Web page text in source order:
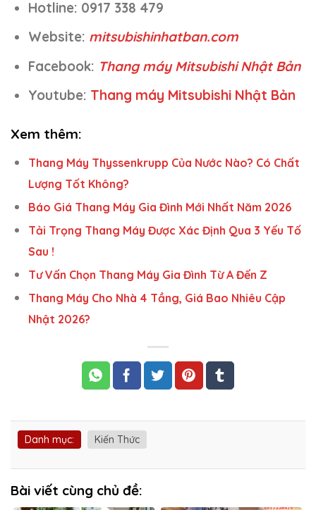
Hotline: 0917 338 479
Website: mitsubishinhatban.com
Facebook: Thang máy Mitsubishi Nhật Bản
Youtube: Thang máy Mitsubishi Nhật Bản
Xem thêm:
Thang Máy Thyssenkrupp Của Nước Nào? Có Chất
Lượng Tốt Không?
Báo Giá Thang Máy Gia Đình Mới Nhất Năm 2026
Tải Trọng Thang Máy Được Xác Định Qua 3 Yếu Tố
Sau !
Tư Vấn Chọn Thang Máy Gia Đình Từ A Đến Z
Thang Máy Cho Nhà 4 Tầng, Giá Bao Nhiêu Cập
Nhật 2026?
Danh mục: Kiến Thức
Bài viết cùng chủ đề: